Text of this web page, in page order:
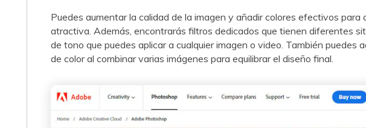
󠀰Puedes aumentar la calidad de la imagen y añadir colores efectivos para
atractiva.󠀲󠀡󠀠󠀡󠀨󠀦󠀨󠀨󠀥󠀳󠀰 Además, encontrarás filtros dedicados que tienen diferentes
de tono que puedes aplicar a cualquier imagen o video.󠀲󠀡󠀠󠀡󠀨󠀦󠀨󠀨󠀦󠀳󠀰 También puedes
de color al combinar varias imágenes para equilibrar el diseño final.󠀲󠀡󠀠󠀡󠀨󠀦󠀨󠀨󠀧󠀳